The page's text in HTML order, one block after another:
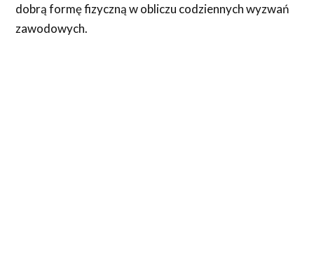
dobrą formę fizyczną w obliczu codziennych wyzwań
zawodowych.